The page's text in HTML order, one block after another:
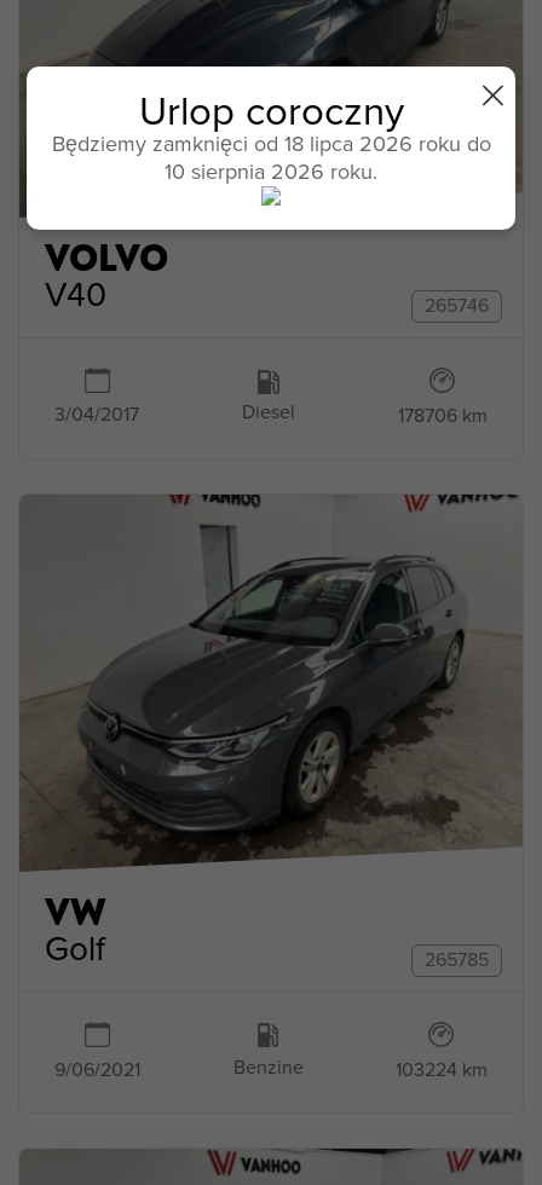
VOLVO
V40 265746
3/04/2017 Diesel 178706 km
VW
Golf 265785
9/06/2021 Benzine 103224 km
Urlop coroczny
Będziemy zamknięci od 18 lipca 2026 roku do
10 sierpnia 2026 roku.